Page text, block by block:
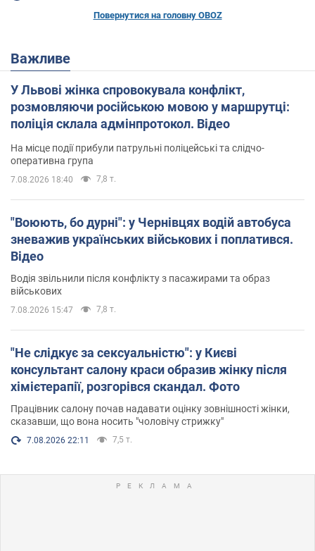
Повернутися на головну OBOZ
Важливе
У Львові жінка спровокувала конфлікт,
розмовляючи російською мовою у маршрутці:
поліція склала адмінпротокол. Відео
На місце події прибули патрульні поліцейські та слідчо-
оперативна група
7.08.2026 18:40 7,8 т.
"Воюють, бо дурні": у Чернівцях водій автобуса
зневажив українських військових і поплатився.
Відео
Водія звільнили після конфлікту з пасажирами та образ
військових
7.08.2026 15:47 7,8 т.
"Не слідкує за сексуальністю": у Києві
консультант салону краси образив жінку після
хімієтерапії, розгорівся скандал. Фото
Працівник салону почав надавати оцінку зовнішності жінки,
сказавши, що вона носить "чоловічу стрижку"
7.08.2026 22:11 7,5 т.